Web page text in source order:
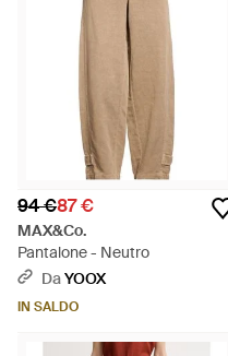
94 €87 €
MAX&Co.
Pantalone - Neutro
DaYOOX
IN SALDO